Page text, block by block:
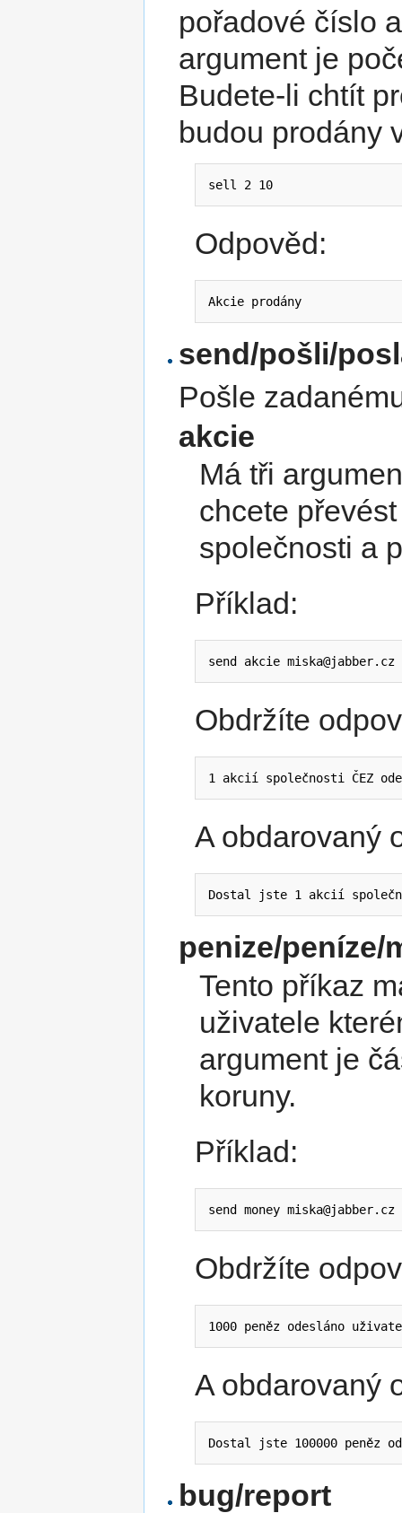
pořadové číslo
argument je
Budete-li chtít
budou prodány
sell 2 10
Odpověd:
Akcie prodány
send/pošli/
Pošle
akcie
Má tři
chcete
společnosti a
Příklad:
send akcie miska@jabber.cz
Obdržíte
1 akcií společnosti ČEZ
A obdarovaný
Dostal jste 1 akcií
penize/peníze/
Tento příkaz
uživatele
argument je
koruny.
Příklad:
send money miska@jabber.cz
Obdržíte
1000 peněz odesláno
A obdarovaný
Dostal jste 100000 peněz
bug/report